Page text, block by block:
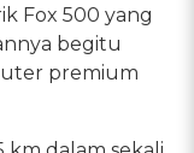
Fox 500 yang
begitu
premium